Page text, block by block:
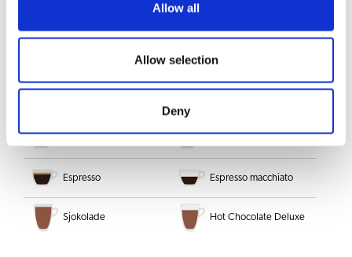
Allow all
Allow selection
Deny
Ristretto
Espresso Espresso macchiato
Sjokolade Hot Chocolate Deluxe